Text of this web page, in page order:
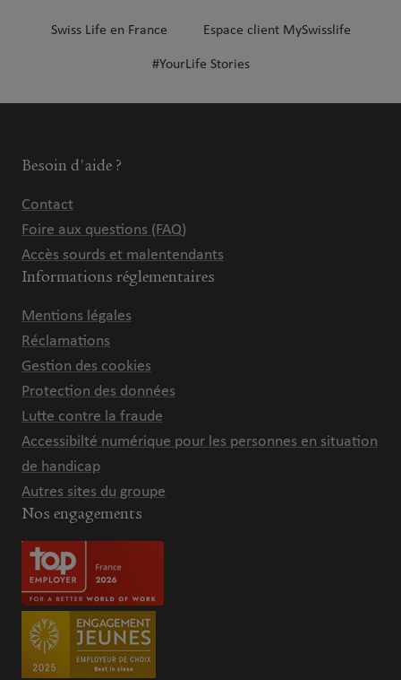
Swiss Life en France Espace client MySwisslife
#YourLife Stories
Besoin d'aide ?
Contact
Foire aux questions (FAQ)
Accès sourds et malentendants
Informations réglementaires
Mentions légales
Réclamations
Gestion des cookies
Protection des données
Lutte contre la fraude
Accessibilté numérique pour les personnes en situation
de handicap
Autres sites du groupe
Nos engagements